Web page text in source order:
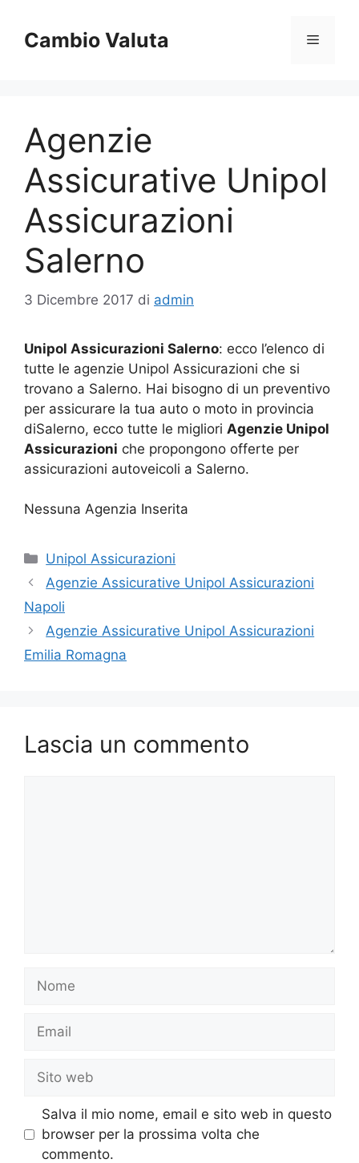
contenuto
Cambio Valuta Menu
Agenzie
Assicurative Unipol
Assicurazioni
Salerno
3 Dicembre 2017 di admin
Unipol Assicurazioni Salerno: ecco l’elenco di
tutte le agenzie Unipol Assicurazioni che si
trovano a Salerno. Hai bisogno di un preventivo
per assicurare la tua auto o moto in provincia
diSalerno, ecco tutte le migliori Agenzie Unipol
Assicurazioni che propongono offerte per
assicurazioni autoveicoli a Salerno.
Nessuna Agenzia Inserita
Categorie
Unipol Assicurazioni
Agenzie Assicurative Unipol Assicurazioni
Napoli
Agenzie Assicurative Unipol Assicurazioni
Emilia Romagna
Lascia un commento
Nome
Email
Sito
web
Salva il mio nome, email e sito web in questo
browser per la prossima volta che
commento.